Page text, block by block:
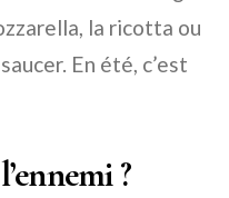
la ricotta ou
En été, c’est
?